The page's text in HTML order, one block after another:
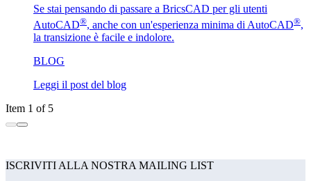
Se stai pensando di passare a BricsCAD per gli utenti
AutoCAD®, anche con un'esperienza minima di AutoCAD®,
la transizione è facile e indolore.
BLOG
Leggi il post del blog
Item 1 of 5
ISCRIVITI ALLA NOSTRA MAILING LIST